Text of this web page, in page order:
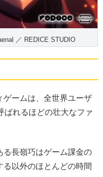
／ REDICE STUDIO
ゲームは、全世界ユーザ
ばれるほどの壮大なファ
る長嶺巧はゲーム課金の
以外のほとんどの時間